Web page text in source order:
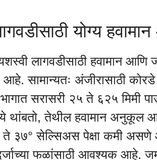
योग्य
लागवडीसाठी हवामान आणि
सामान्यतः अंजीरासाठी
सरासरी २५ ते ६२५ मिमी
थांबतो, तेथील हवामान अनुकूल
ते ३७° सेल्सिअस पेक्षा कमी
फळांसाठी आवश्यक आहे.